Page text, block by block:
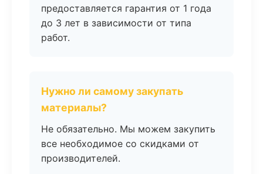
предоставляется гарантия от 1 года
до 3 лет в зависимости от типа
работ.
Нужно ли самому закупать
материалы?
Не обязательно. Мы можем закупить
все необходимое со скидками от
производителей.